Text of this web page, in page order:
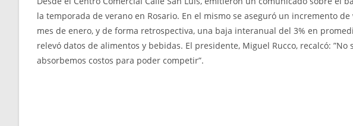
la temporada de verano en Rosario. En el mismo se aseguró un incremento
mes de enero, y de forma retrospectiva, una baja interanual del 3% en
relevó datos de alimentos y bebidas. El presidente, Miguel Rucco, recalcó:
absorbemos costos para poder competir”.